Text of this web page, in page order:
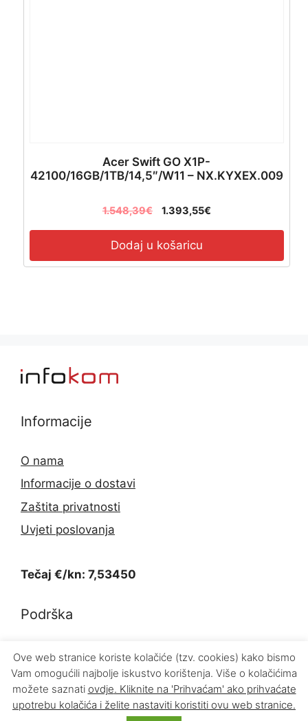
Acer Swift GO X1P-
42100/16GB/1TB/14,5″/W11 – NX.KYXEX.009
1.548,39€ 1.393,55€
Dodaj u košaricu
Informacije
O nama
Informacije o dostavi
Zaštita privatnosti
Uvjeti poslovanja
Tečaj €/kn: 7,53450
Podrška
Kontakt
Povrat proizvoda
Ove web stranice koriste kolačiće (tzv. cookies) kako bismo
Vam omogućili najbolje iskustvo korištenja. Više o kolačićima
možete saznati ovdje. Kliknite na 'Prihvaćam' ako prihvaćate
upotrebu kolačića i želite nastaviti koristiti ovu web stranice.